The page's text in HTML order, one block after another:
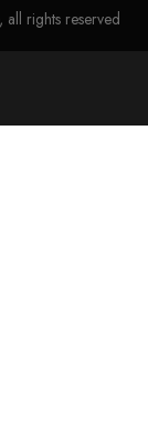
rights reserved